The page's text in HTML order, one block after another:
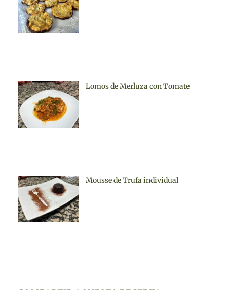
Lomos de Merluza con Tomate
Mousse de Trufa individual